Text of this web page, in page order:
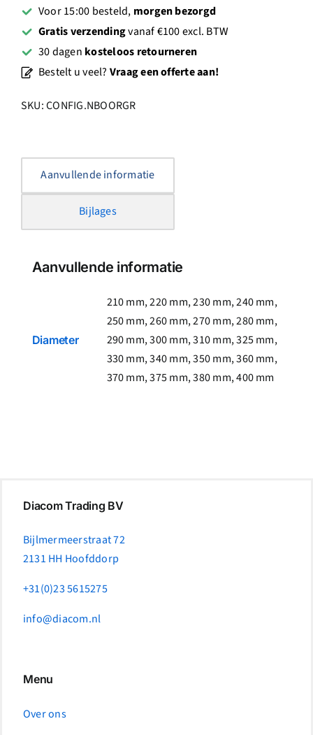
Voor 15:00 besteld, morgen bezorgd
Gratis verzendingvanaf €100 excl. BTW
30 dagen kosteloos retourneren
Bestelt u veel? Vraag een offerte aan!
SKU:CONFIG.NBOORGR
Aanvullende informatie
Bijlages
Aanvullende informatie
Diameter
210 mm, 220 mm, 230 mm, 240 mm,
250 mm, 260 mm, 270 mm, 280 mm,
290 mm, 300 mm, 310 mm, 325 mm,
330 mm, 340 mm, 350 mm, 360 mm,
370 mm, 375 mm, 380 mm, 400 mm
Diacom Trading BV
Bijlmermeerstraat 72
2131 HH Hoofddorp
+31(0)23 5615275
info@diacom.nl
Menu
Over ons